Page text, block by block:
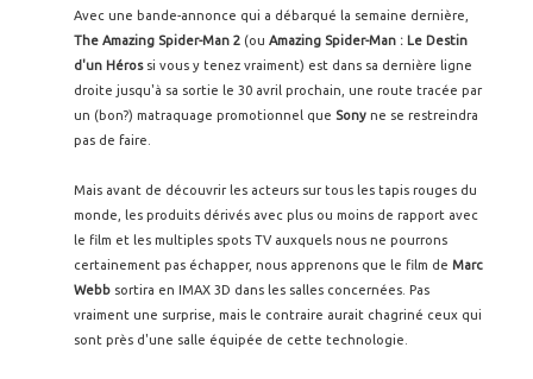
Avec une bande-annonce qui a débarqué la semaine dernière,
The Amazing Spider-Man 2 (ou Amazing Spider-Man : Le Destin
d'un Hérossi vous y tenez vraiment) est dans sa dernière ligne
droite jusqu'à sa sortie le 30 avril prochain, une route tracée par
un (bon?) matraquage promotionnel que Sony ne se restreindra
pas de faire.
Mais avant de découvrir les acteurs sur tous les tapis rouges du
monde, les produits dérivés avec plus ou moins de rapport avec
le film et les multiples spots TV auxquels nous ne pourrons
certainement pas échapper, nous apprenons que le film de Marc
Webb sortira en IMAX 3D dans les salles concernées. Pas
vraiment une surprise, mais le contraire aurait chagriné ceux qui
sont près d'une salle équipée de cette technologie.